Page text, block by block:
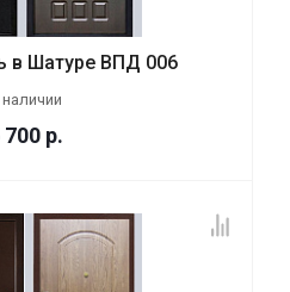
в Шатуре ВПД 006
700 р.